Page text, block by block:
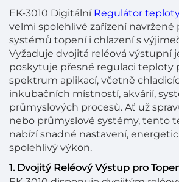
EK-3010 Digitální Regulátor
velmi spolehlivé zařízení navržené
systémů topení i chlazení s
Vyžaduje dvojitá reléová výstupní
poskytuje přesné regulaci teploty
spektrum aplikací, včetně
inkubačních místností, akvárií,
průmyslových procesů. Ať už
nebo průmyslové systémy, tento
nabízí snadné nastavení,
spolehlivý výkon.
1. Dvojitý Reléový Výstup pro